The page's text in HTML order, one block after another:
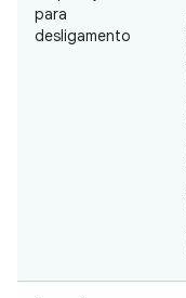
para
desligamento